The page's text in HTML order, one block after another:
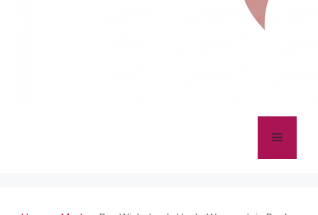
Menü